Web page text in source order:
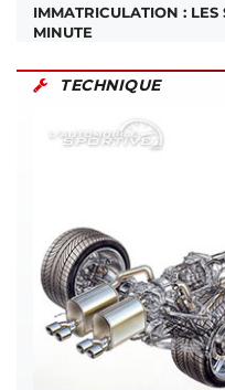
IMMATRICULATION : LES
MINUTE
TECHNIQUE